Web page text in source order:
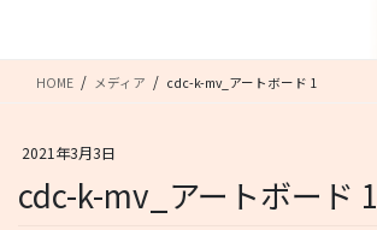
HOME メディア cdc-k-mv_アートボード 1
2021年3月3日
cdc-k-mv_アートボード 1